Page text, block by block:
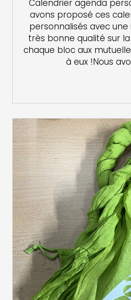
Calendrier agenda
avons proposé ces
personnalisés avec
très bonne qualité sur
chaque bloc aux
à eux !Nous